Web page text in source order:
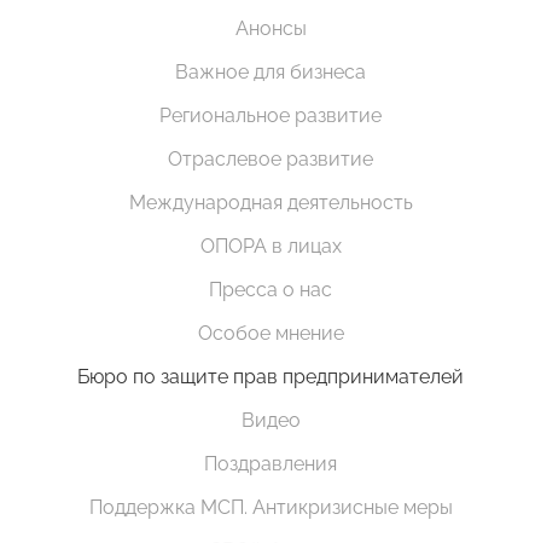
Анонсы
Важное для бизнеса
Региональное развитие
Отраслевое развитие
Международная деятельность
ОПОРА в лицах
Пресса о нас
Особое мнение
Бюро по защите прав предпринимателей
Видео
Поздравления
Поддержка МСП. Антикризисные меры